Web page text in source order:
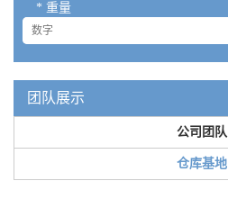
* 重量
团队展示
公司团队
仓库基地